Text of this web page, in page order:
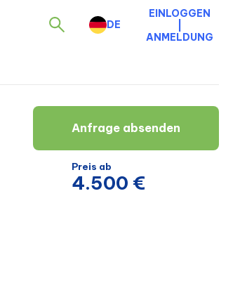
DE
EINLOGGEN
ANMELDUNG
Anfrage absenden
Preis ab
4.500 €